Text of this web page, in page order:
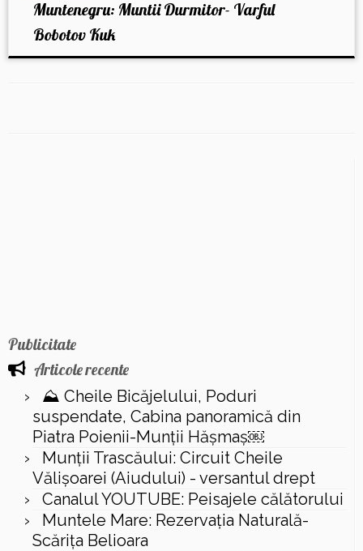
Muntenegru: Muntii Durmitor- Varful
Bobotov Kuk
Publicitate
Articole recente
⛰️ Cheile Bicăjelului, Poduri
suspendate, Cabina panoramică din
Piatra Poienii-Munții Hășmaș￼
Munții Trascăului: Circuit Cheile
Vălișoarei (Aiudului) - versantul drept
Canalul YOUTUBE: Peisajele călătorului
Muntele Mare: Rezervaţia Naturală-
Scăriţa Belioara